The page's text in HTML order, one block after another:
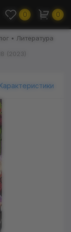
0 0
Литература
(2023)